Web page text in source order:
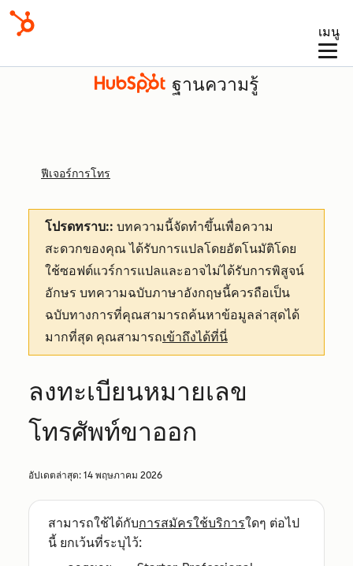
เมนู
ฐานความรู้
ฟีเจอร์การโทร
โปรดทราบ:: บทความนี้จัดทำขึ้นเพื่อความ
สะดวกของคุณได้รับการแปลโดยอัตโนมัติโดย
ใช้ซอฟต์แวร์การแปลและอาจไม่ได้รับการพิสูจน์
อักษร บทความฉบับภาษาอังกฤษนี้ควรถือเป็น
ฉบับทางการที่คุณสามารถค้นหาข้อมูลล่าสุดได้
มากที่สุด คุณสามารถเข้าถึงได้ที่นี่
ลงทะเบียนหมายเลข
โทรศัพท์ขาออก
อัปเดตล่าสุด: 14 พฤษภาคม 2026
สามารถใช้ได้กับการสมัครใช้บริการใดๆ ต่อไป
นี้ ยกเว้นที่ระบุไว้: